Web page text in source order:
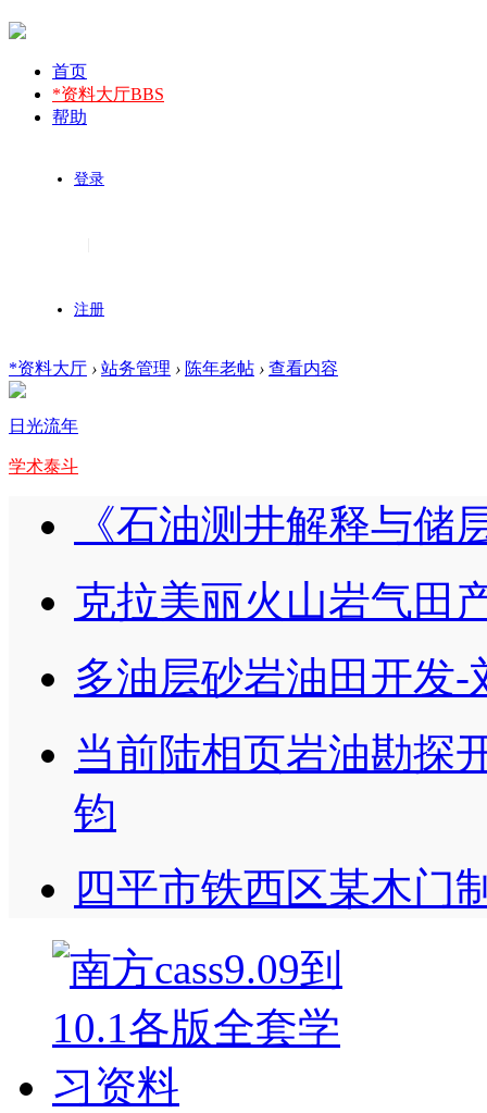
首页
*资料大厅BBS
帮助
登录
注册
*资料大厅 › 站务管理 › 陈年老帖 › 查看内容
日光流年
学术泰斗
《石油测井解释与储
克拉美丽火山岩气田
多油层砂岩油田开发-
当前陆相页岩油勘探
钧
四平市铁西区某木门